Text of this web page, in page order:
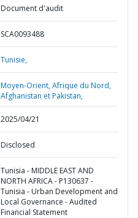
Document d'audit
SCA0093488
Tunisie,
Moyen-Orient, Afrique du Nord,
Afghanistan et Pakistan,
2025/04/21
Disclosed
Tunisia - MIDDLE EAST AND
NORTH AFRICA - P130637 -
Tunisia - Urban Development and
Local Governance - Audited
Financial Statement